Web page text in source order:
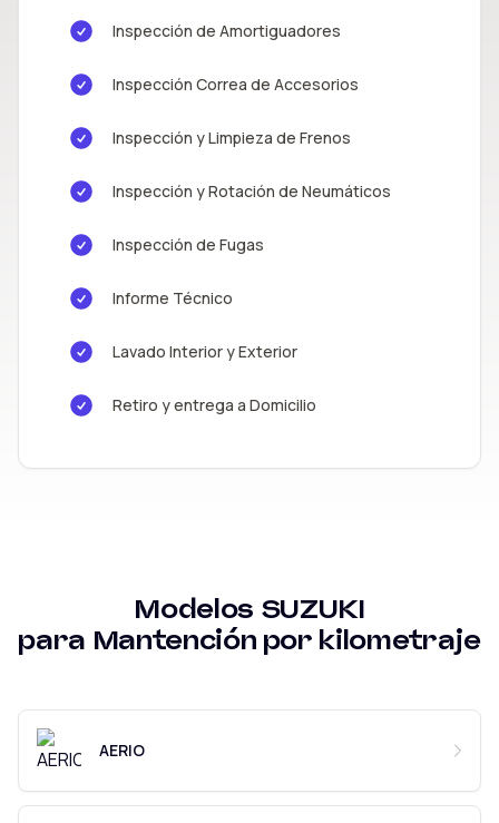
Inspección de Amortiguadores
Inspección Correa de Accesorios
Inspección y Limpieza de Frenos
Inspección y Rotación de Neumáticos
Inspección de Fugas
Informe Técnico
Lavado Interior y Exterior
Retiro y entrega a Domicilio
Modelos SUZUKI
para Mantención por kilometraje
AERIO